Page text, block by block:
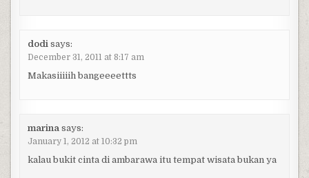
dodi says:
December 31, 2011 at 8:17 am
Makasiiiiih bangeeeettts
marina says:
January 1, 2012 at 10:32 pm
kalau bukit cinta di ambarawa itu tempat wisata bukan ya